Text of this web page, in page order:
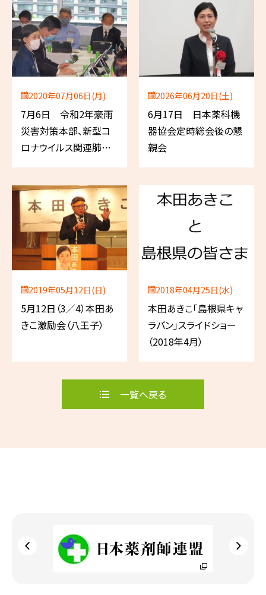
2020年07月06日(月)
7月6日 令和2年豪雨
災害対策本部、新型コ
ロナウイルス関連肺炎
対策本部（以上、自民
2026年06月20日(土)
6月17日 日本薬科機
器協会定時総会後の懇
親会
2019年05月12日(日)
5月12日（3／4）本田あ
きこ激励会（八王子）
2018年04月25日(水)
本田あきこ「島根県キャ
ラバン」スライドショー
（2018年4月）
一覧へ戻る